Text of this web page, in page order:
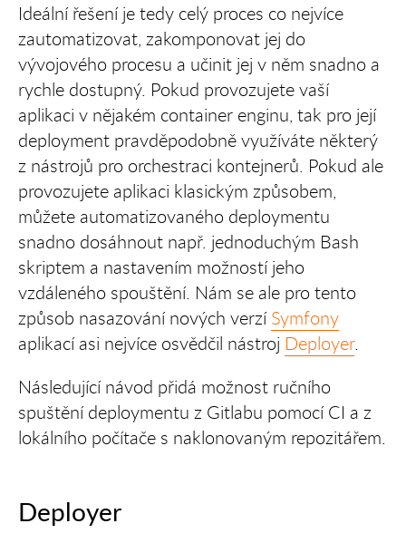
Ideální řešení je tedy celý proces co nejvíce
zautomatizovat, zakomponovat jej do
vývojového procesu a učinit jej v něm snadno a
rychle dostupný. Pokud provozujete vaší
aplikaci v nějakém container enginu, tak pro její
deployment pravděpodobně využíváte některý
z nástrojů pro orchestraci kontejnerů. Pokud ale
provozujete aplikaci klasickým způsobem,
můžete automatizovaného deploymentu
snadno dosáhnout např. jednoduchým Bash
skriptem a nastavením možností jeho
vzdáleného spouštění. Nám se ale pro tento
způsob nasazování nových verzíSymfony
aplikací asi nejvíce osvědčil nástroj Deployer.
Následující návod přidá možnost ručního
spuštění deploymentu z Gitlabu pomocí CI a z
lokálního počítače s naklonovaným repozitářem.
Deployer